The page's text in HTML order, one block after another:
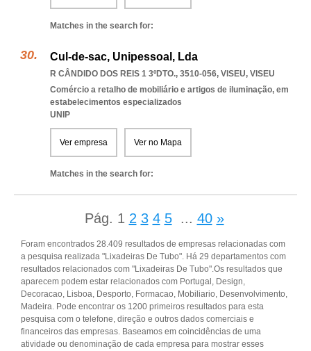
Matches in the search for:
Cul-de-sac, Unipessoal, Lda
R CÂNDIDO DOS REIS 1 3ºDTO., 3510-056, VISEU, VISEU
Comércio a retalho de mobiliário e artigos de iluminação, em
estabelecimentos especializados
UNIP
Ver empresa Ver no Mapa
Matches in the search for:
Pág. 1 2 3 4 5 ... 40 »
Foram encontrados 28.409 resultados de empresas relacionadas com
a pesquisa realizada "Lixadeiras De Tubo". Há 29 departamentos com
resultados relacionados com "Lixadeiras De Tubo".Os resultados que
aparecem podem estar relacionados com Portugal, Design,
Decoracao, Lisboa, Desporto, Formacao, Mobiliario, Desenvolvimento,
Madeira. Pode encontrar os 1200 primeiros resultados para esta
pesquisa com o telefone, direção e outros dados comerciais e
financeiros das empresas. Baseamos em coincidências de uma
atividade ou denominação de cada empresa para mostrar esses